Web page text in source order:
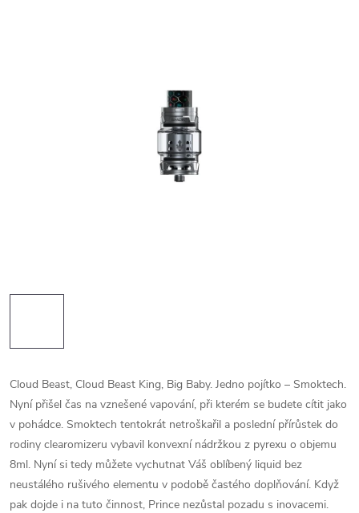
Cloud Beast, Cloud Beast King, Big Baby. Jedno pojítko – Smoktech.
Nyní přišel čas na vznešené vapování, při kterém se budete cítit jako
v pohádce. Smoktech tentokrát netroškařil a poslední přírůstek do
rodiny clearomizeru vybavil konvexní nádržkou z pyrexu o objemu
8ml. Nyní si tedy můžete vychutnat Váš oblíbený liquid bez
neustálého rušivého elementu v podobě častého doplňování. Když
pak dojde i na tuto činnost, Prince nezůstal pozadu s inovacemi.